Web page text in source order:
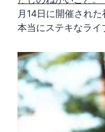
月14日に開催され
本当にステキなライ